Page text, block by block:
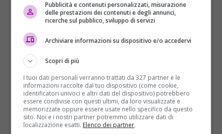
condotto dall’inizio dell’anno dal regime di
Pyongyang, l’ultimo era avvenuto lo scorso 29
maggio. Nessun segnale di cedimento, dunque, da
Pyongyang, rispetto al suo programma missilistico,
condotti, anzi, sempre più frequentemente per
perfezionare le proprie capacità militari, malgrado le
ripetute condanne della comunità internazionale e
l’imposizione di nuove sanzioni. L’odierna prova di
forza del regime di Kim Jong-un rappresenta il
quarto tentativo in poco più di un mese.
Pubblicità e contenuti personalizzati, misurazione
delle prestazioni dei contenuti e degli annunci,
ricerche sul pubblico, sviluppo di servizi
Archiviare informazioni su dispositivo e/o accedervi
Scopri di più
I tuoi dati personali verranno trattati da 327 partner e le
informazioni raccolte dal tuo dispositivo (come cookie,
identificatori univoci e altri dati del dispositivo) potrebbero
essere condivise con questi ultimi, da loro visualizzate e
memorizzate oppure essere usate nello specifico da questo
sito. Noi e i nostri partner potremmo utilizzare dati di
localizzazione esatti. Elenco dei partner.